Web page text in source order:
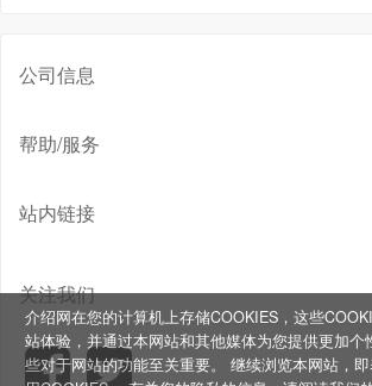
介绍网在您的计算机上存储COOKIES，这些
站体验，并通过本网站和其他媒体为您提供更加个
些对于网站的功能至关重要。 继续浏览本网站，
公司信息
帮助/服务
站内链接
关注我们